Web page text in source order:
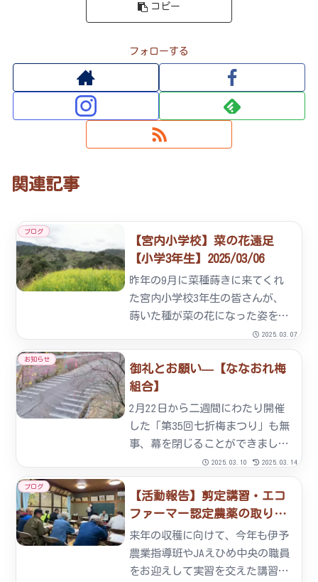
コピー
フォローする
関連記事
ブログ
【宮内小学校】菜の花遠足
【小学3年生】2025/03/06
昨年の9月に菜種蒔きに来てくれ
た宮内小学校3年生の皆さんが、
蒔いた種が菜の花になった姿を見
に来てくれました。我々、中年を
越えた大人は昨日のことでも記憶
があやふやで半年前のことになる
と記憶の片隅からこぼれ落ちてし
まうのですがさすがは小学生。
「...
2025.03.07
お知らせ
御礼とお願い—【ななおれ梅
組合】
2月22日から二週間にわたり開催
した「第35回七折梅まつり」も無
事、幕を閉じることができまし
た。今年はこれまでに無いほど開
花が遅れ、最終日にやっと楽しめ
るようになってきたという状況で
ございました。ですが、多くのお
客様がご来園くださり、ご声
援...
2025.03.10 2025.03.14
ブログ
【活動報告】剪定講習・エコ
ファーマー認定農薬の取り扱
い講習 2025/11/25
来年の収穫に向けて、今年も伊予
農業指導班やJAえひめ中央の職員
をお迎えして実習を交えた講習会